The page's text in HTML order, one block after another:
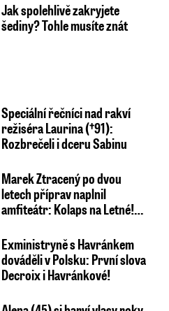
Jak spolehlivě zakryjete
šediny? Tohle musíte znát
Speciální řečníci nad rakví
režiséra Laurina (†91):
Rozbrečeli i dceru Sabinu
Marek Ztracený po dvou
letech příprav naplnil
amfiteátr: Kolaps na Letné!…
Exministryně s Havránkem
dováděli v Polsku: První slova
Decroix i Havránkové!